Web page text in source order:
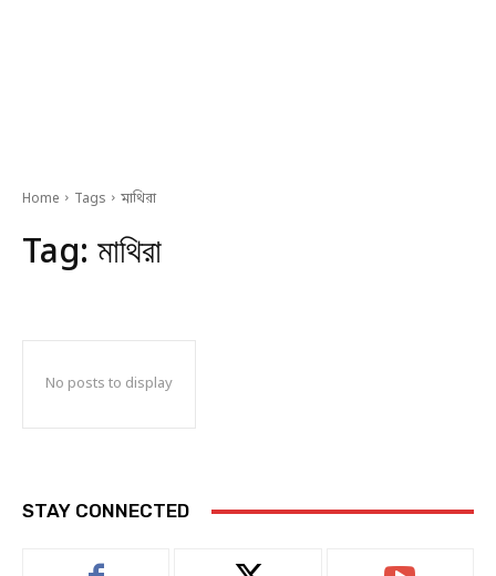
Home Tags মাথিরা
Tag: মাথিরা
No posts to display
STAY CONNECTED